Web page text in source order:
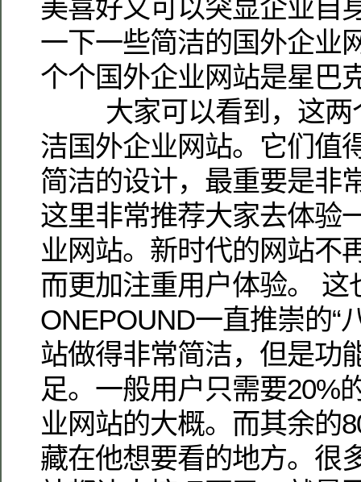
美喜好又可以突显企业自
一下一些简洁的国外企业
个个国外企业网站是星巴
大家可以看到，这两
洁国外企业网站。它们值
简洁的设计，最重要是非
这里非常推荐大家去体验
业网站。新时代的网站不
而更加注重用户体验。 这
ONEPOUND一直推崇的“
站做得非常简洁，但是功
足。一般用户只需要20%
业网站的大概。而其余的
藏在他想要看的地方。很